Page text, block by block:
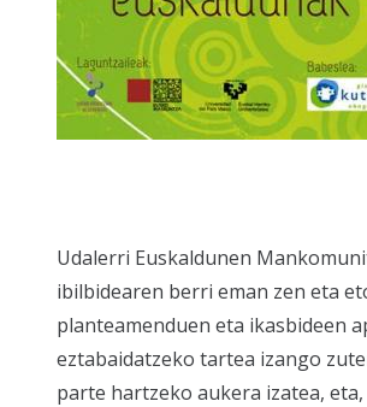
Udalerri Euskaldunen
ibilbidearen berri eman zen eta
planteamenduen eta ikasbideen
eztabaidatzeko tartea izango
parte hartzeko aukera izatea,